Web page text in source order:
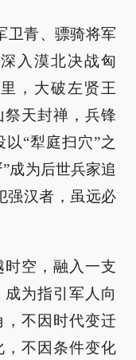
卫青、骠骑将军
入漠北决战匈
，大破左贤王
天封禅，兵锋
“犁庭扫穴”之
成为后世兵家追
强汉者，虽远必
空，融入一支
为指引军人向
，不因时代变迁
，不因条件变化